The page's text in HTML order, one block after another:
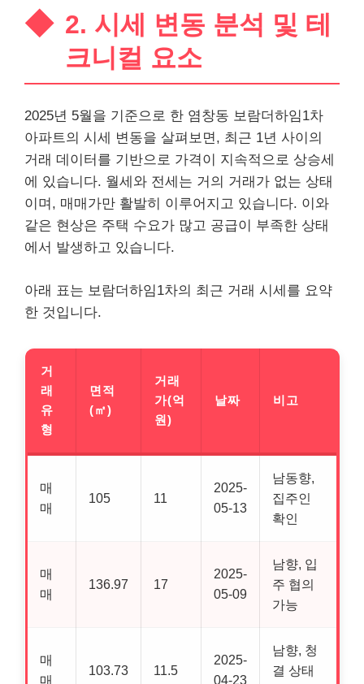
2. 시세 변동 분석 및 테
크니컬 요소
2025년 5월을 기준으로 한 염창동 보람더하임1차
아파트의 시세 변동을 살펴보면, 최근 1년 사이의
거래 데이터를 기반으로 가격이 지속적으로 상승세
에 있습니다. 월세와 전세는 거의 거래가 없는 상태
이며, 매매가만 활발히 이루어지고 있습니다. 이와
같은 현상은 주택 수요가 많고 공급이 부족한 상태
에서 발생하고 있습니다.
아래 표는 보람더하임1차의 최근 거래 시세를 요약
한 것입니다.
거
래
유
형
면적
(㎡)
거래
가(억
원)
날짜 비고
매
매
105 11
2025-
05-13
남동향,
집주인
확인
매
매
136.97 17
2025-
05-09
남향, 입
주 협의
가능
매
매
103.73 11.5
2025-
04-23
남향, 청
결 상태